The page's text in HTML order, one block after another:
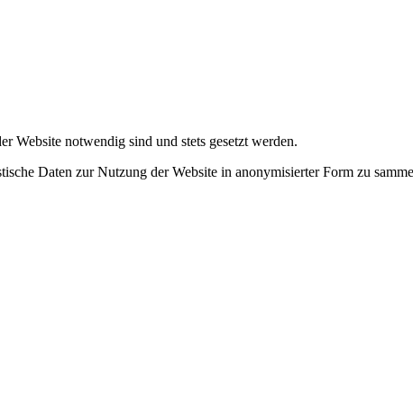
Website notwendig sind und stets gesetzt werden.
Daten zur Nutzung der Website in anonymisierter Form zu